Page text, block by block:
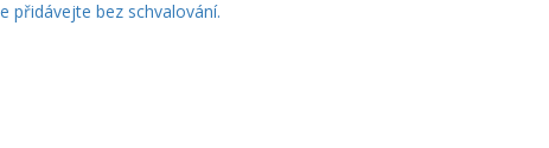
přidávejte bez schvalování.